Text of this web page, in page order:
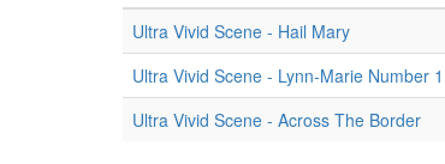
Ultra Vivid Scene - Hail Mary
Ultra Vivid Scene - Lynn-Marie Number 1
Ultra Vivid Scene - Across The Border